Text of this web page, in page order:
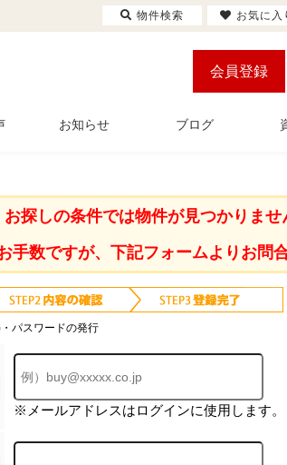
会員登録
お知らせ ブログ
お探しの条件では物件が見つかりませ
手数ですが、下記フォームよりお問
パスワードの発行
※メールアドレスはログインに使用します。
物件検索 お気に入